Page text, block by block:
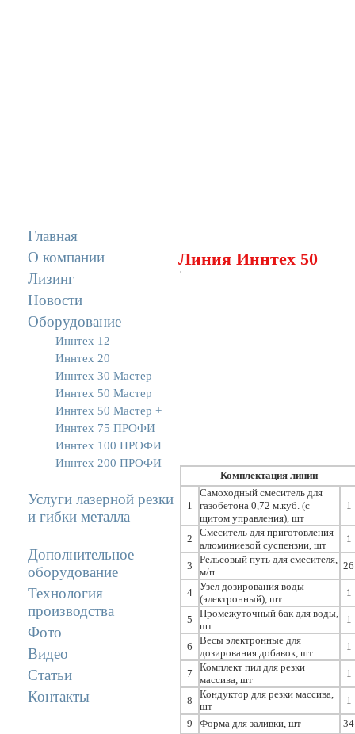
Главная
О компании
Лизинг
Новости
Оборудование
Иннтех 12
Иннтех 20
Иннтех 30 Мастер
Иннтех 50 Мастер
Иннтех 50 Мастер +
Иннтех 75 ПРОФИ
Иннтех 100 ПРОФИ
Иннтех 200 ПРОФИ
Услуги лазерной резки
и гибки металла
Дополнительное
оборудование
Технология
производства
Фото
Видео
Статьи
Контакты
Линия Иннтех 50
Комплектация линии
1
Самоходный смеситель для
газобетона 0,72 м.куб. (с
щитом управления), шт
1
2
Смеситель для приготовления
алюминиевой суспензии, шт
1
3
Рельсовый путь для смесителя,
м/п
26
4
Узел дозирования воды
(электронный), шт
1
5
Промежуточный бак для воды,
шт
1
6
Весы электронные для
дозирования добавок, шт
1
7
Комплект пил для резки
массива, шт
1
8
Кондуктор для резки массива,
шт
1
9
Форма для заливки, шт
34